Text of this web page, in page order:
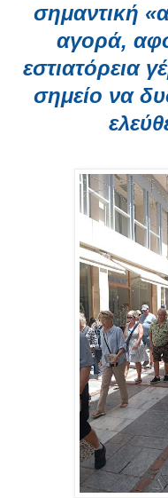
σημαντική
αγορά,
εστιατόρεια
σημείο να